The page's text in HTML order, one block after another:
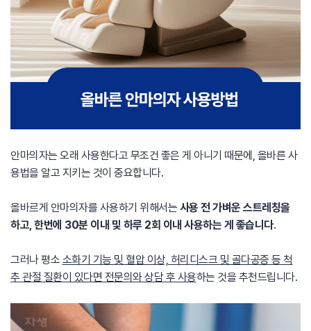
안마의자는 오래 사용한다고 무조건 좋은 게 아니기 때문에, 올바른 사
용법을 알고 지키는 것이 중요합니다.
올바르게 안마의자를 사용하기 위해서는 사용 전 가벼운 스트레칭을
하고, 한번에 30분 이내 및 하루 2회 이내 사용하는 게 좋습니다.
그러나 평소 소화기 기능 및 혈압 이상, 허리디스크 및 골다공증 등 척
추 관절 질환이 있다면 전문의와 상담 후 사용하는 것을 추천드립니다.